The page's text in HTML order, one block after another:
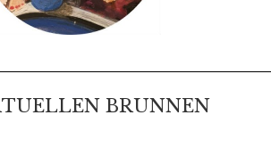
BRUNNEN